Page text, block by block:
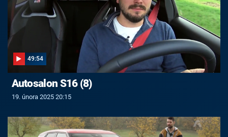
49:54
Autosalon S16 (8)
19. února 2025 20:15